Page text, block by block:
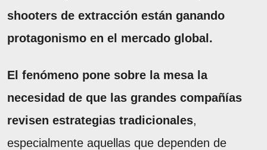
shooters de extracción están ganando
protagonismo en el mercado global.
El fenómeno pone sobre la mesa la
necesidad de que las grandes compañías
revisen estrategias tradicionales,
especialmente aquellas que dependen de